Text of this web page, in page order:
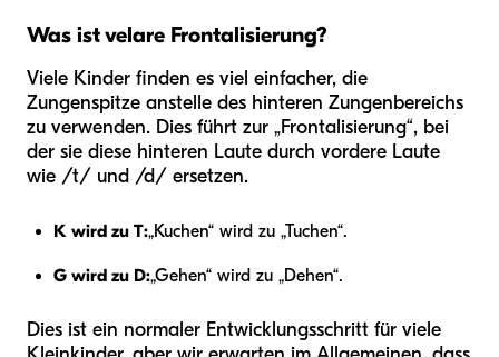
Was ist velare Frontalisierung?
Viele Kinder finden es viel einfacher, die
Zungenspitze anstelle des hinteren Zungenbereichs
zu verwenden. Dies führt zur „Frontalisierung“, bei
der sie diese hinteren Laute durch vordere Laute
wie /t/ und /d/ ersetzen.
K wird zu T:„Kuchen“ wird zu „Tuchen“.
G wird zu D:„Gehen“ wird zu „Dehen“.
Dies ist ein normaler Entwicklungsschritt für viele